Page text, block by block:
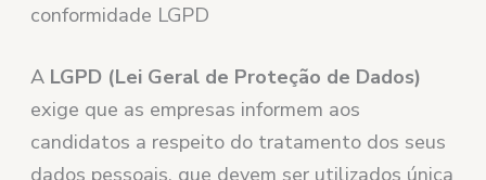
conformidade LGPD
A LGPD (Lei Geral de Proteção de Dados)
exige que as empresas informem aos
candidatos a respeito do tratamento dos seus
dados pessoais, que devem ser utilizados única